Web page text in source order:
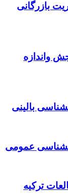
بازرگانی
واندازه
بالینی
عمومی
ترکیه